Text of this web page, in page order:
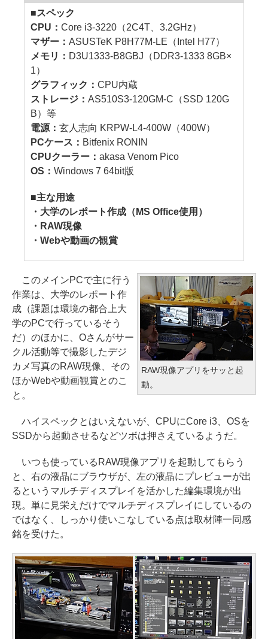
■スペック
CPU：Core i3-3220（2C4T、3.2GHz）
マザー：ASUSTeK P8H77M-LE（Intel H77）
メモリ： D3U1333-B8GBJ（DDR3-1333 8GB×
1）
グラフィック：CPU内蔵
ストレージ：AS510S3-120GM-C（SSD 120G
B）等
電源：玄人志向 KRPW-L4-400W（400W）
PCケース： Bitfenix RONIN
CPUクーラー：akasa Venom Pico
OS：Windows 7 64bit版
■主な用途
・大学のレポート作成（MS Office使用）
・RAW現像
・Webや動画の観賞
RAW現像アプリをサッと起
動。
このメインPCで主に行う
作業は、大学のレポート作
成（課題は環境の都合上大
学のPCで行っているそう
だ）のほかに、Oさんがサー
クル活動等で撮影したデジ
カメ写真のRAW現像、その
ほかWebや動画観賞とのこ
と。
ハイスペックとはいえないが、CPUにCore i3、OSを
SSDから起動させるなどツボは押さえているようだ。
いつも使っているRAW現像アプリを起動してもらう
と、右の液晶にブラウザが、左の液晶にプレビューが出
るというマルチディスプレイを活かした編集環境が出
現。単に見栄えだけでマルチディスプレイにしているの
ではなく、しっかり使いこなしている点は取材陣一同感
銘を受けた。